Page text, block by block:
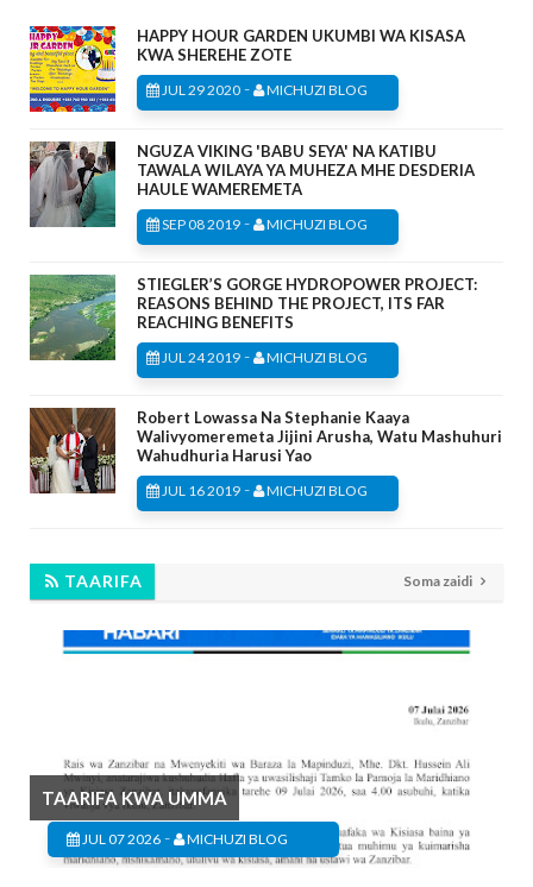
HAPPY HOUR GARDEN UKUMBI WA KISASA
KWA SHEREHE ZOTE
JUL 29 2020 - MICHUZI BLOG
NGUZA VIKING 'BABU SEYA' NA KATIBU
TAWALA WILAYA YA MUHEZA MHE DESDERIA
HAULE WAMEREMETA
SEP 08 2019 - MICHUZI BLOG
STIEGLER’S GORGE HYDROPOWER PROJECT:
REASONS BEHIND THE PROJECT, ITS FAR
REACHING BENEFITS
JUL 24 2019 - MICHUZI BLOG
Robert Lowassa Na Stephanie Kaaya
Walivyomeremeta Jijini Arusha, Watu Mashuhuri
Wahudhuria Harusi Yao
JUL 16 2019 - MICHUZI BLOG
TAARIFA Soma zaidi
TAARIFA KWA UMMA
JUL 07 2026 - MICHUZI BLOG